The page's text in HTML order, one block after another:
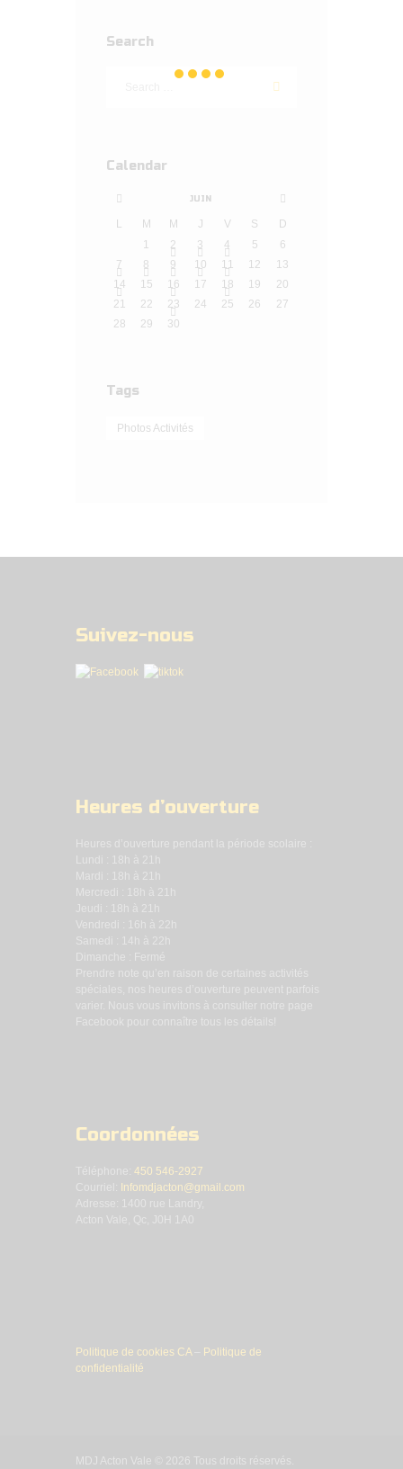
Search
Calendar
JUIN
L M M J V S
D
1
2 3 4 5
6
7
8 9 10 11 12
13
14
15 16 17 18 19
20
21
22 23 24 25 26
27
28
29 30
Tags
Photos Activités
Suivez-nous
Heures d’ouverture
Heures d’ouverture pendant la période scolaire :
Mercredi : 18h à 21h
Jeudi : 18h à 21h
Vendredi : 16h à 22h
Samedi : 14h à 22h
Dimanche : Fermé
Prendre note qu’en raison de certaines activités
spéciales, nos heures d’ouverture peuvent parfois
varier. Nous vous invitons à consulter notre page
Facebook pour connaître tous les détails!
Coordonnées
Téléphone: 450 546-2927
Courriel:
Infomdjacton@gmail.com
Adresse: 1400 rue Landry,
Acton Vale, Qc, J0H 1A0
Politique de cookies CA
Politique de
confidentialité
MDJ Acton Vale © 2026 Tous droits réservés.